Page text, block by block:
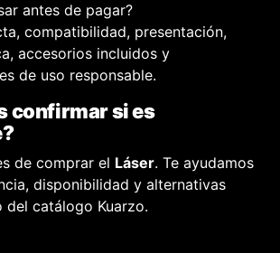
antes de pagar?
compatibilidad, presentación,
accesorios incluidos y
de uso responsable.
confirmar si es
de comprar el Láser. Te ayudamos
disponibilidad y alternativas
del catálogo Kuarzo.